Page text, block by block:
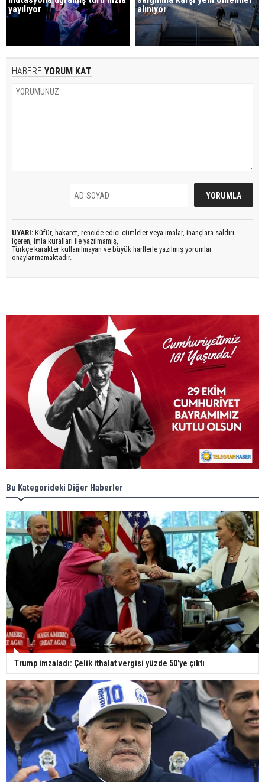
yayılıyor
alınıyor
HABERE YORUM KAT
UYARI: Küfür, hakaret, rencide edici cümleler veya imalar, inançlara saldırı
içeren, imla kuralları ile yazılmamış,
Türkçe karakter kullanılmayan ve büyük harflerle yazılmış yorumlar
onaylanmamaktadır.
Bu Kategorideki Diğer Haberler
Trump imzaladı: Çelik ithalat vergisi yüzde 50'ye çıktı